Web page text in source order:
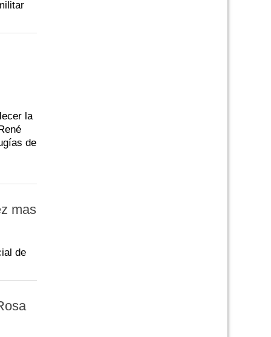
la
de
mas
de